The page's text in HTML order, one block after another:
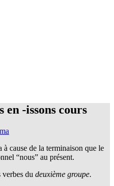
en -issons cours
à cause de la terminaison que le
“nous” au présent.
verbes du deuxième groupe.